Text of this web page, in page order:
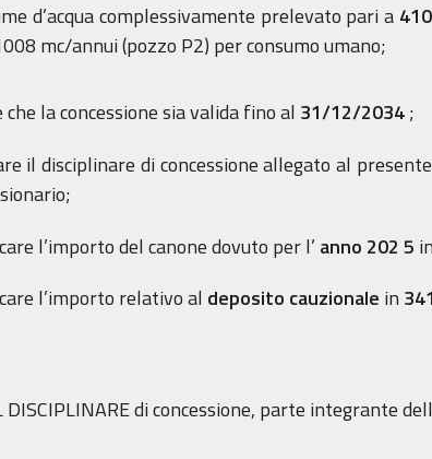
d’acqua complessivamente prelevato pari a
mc/annui (pozzo P2) per consumo umano;
la concessione sia valida finoal 31/12/2034;
il disciplinare di concessione allegato al
l’importo del canone dovuto per l’ anno 202 5 in
l’importo relativo al deposito cauzionale in
DISCIPLINARE di concessione, parte integrante